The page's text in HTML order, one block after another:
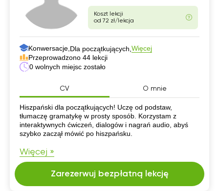
Koszt lekcji
od 72 zł/lekcja
Konwersacje, Dla początkujących, Więcej
Przeprowadzono 44 lekcji
0 wolnych miejsc zostało
CV O mnie
CV
Hiszpański dla początkujących! Uczę od podstaw,
tłumaczę gramatykę w prosty sposób. Korzystam z
interaktywnych ćwiczeń, dialogów i nagrań audio, abyś
szybko zaczął mówić po hiszpańsku.
Więcej »
Zarezerwuj bezpłatną lekcję